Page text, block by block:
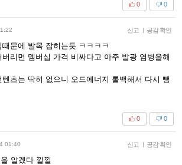
0
0
신고 | 공감 확인
문에 발목 잡히는듯 ㅋㅋㅋㅋ
리면 멤버십 가격 비싸다고 아주 발광 염병을해
츠는 딱히 없으니 오드에너지 롤백해서 다시 뺑
0
0
01:40 신고 | 공감 확인
알겠다 낄낄